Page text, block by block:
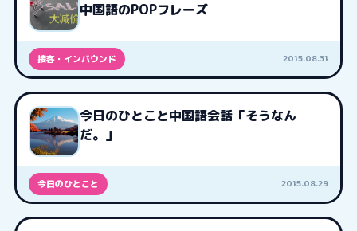
中国語のPOPフレーズ
接客・インバウンド 2015.08.31
今日のひとこと中国語会話「そうなん
だ。」
今日のひとこと 2015.08.29